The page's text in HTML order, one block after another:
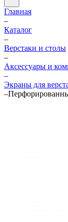
Главная
–
Каталог
–
Верстаки и столы
–
Аксессуары и
–
Экраны для
–